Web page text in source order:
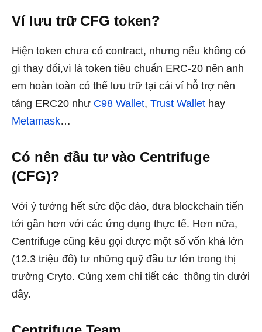
Ví lưu trữ CFG token?
Hiện token chưa có contract, nhưng nếu không có
gì thay đổi,vì là token tiêu chuẩn ERC-20 nên anh
em hoàn toàn có thể lưu trữ tại cái ví hỗ trợ nền
tảng ERC20 như C98 Wallet, Trust Wallet hay
Metamask…
Có nên đầu tư vào Centrifuge
(CFG)?
Với ý tưởng hết sức độc đáo, đưa blockchain tiến
tới gần hơn với các ứng dụng thực tế. Hơn nữa,
Centrifuge cũng kêu gọi được một số vốn khá lớn
(12.3 triệu đô) tư những quỹ đầu tư lớn trong thị
trường Cryto. Cùng xem chi tiết các thông tin dưới
đây.